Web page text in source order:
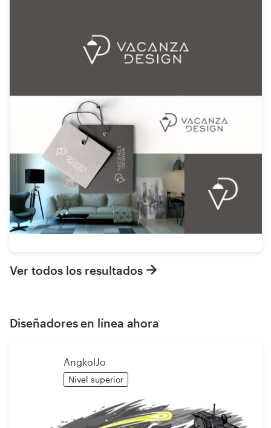
Ver todos los resultados
Diseñadores en línea ahora
AngkolJo
Nivel superior